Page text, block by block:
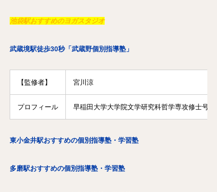
池袋駅おすすめのヨガスタジオ
武蔵境駅徒歩30秒「武蔵野個別指導塾」
【監修者】 宮川涼
プロフィール 早稲田大学大学院文学研究科哲学専攻修士号
東小金井駅おすすめの個別指導塾・学習塾
多磨駅おすすめの個別指導塾・学習塾